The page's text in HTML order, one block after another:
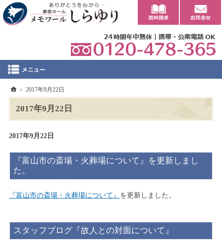
2017年9月22日
2017年9月22日
『富山市の斎場・火葬場について』を更新しまし
た。
『富山市の斎場・火葬場について』 を更新しました。
スタッフブログ『故人との対面について』
ホーム
2017年9月22日